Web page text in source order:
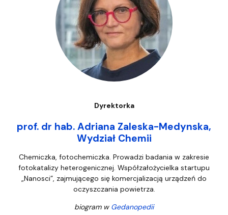
Dyrektorka
prof. dr hab. Adriana Zaleska-Medynska,
Wydział Chemii
Chemiczka, fotochemiczka. Prowadzi badania w zakresie
fotokatalizy heterogenicznej. Współzałożycielka startupu
„Nanosci”, zajmującego się komercjalizacją urządzeń do
oczyszczania powietrza.
biogram w Gedanopedii